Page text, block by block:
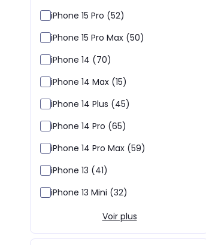
iPhone 15 Pro (52)
iPhone 15 Pro Max (50)
iPhone 14 (70)
iPhone 14 Max (15)
iPhone 14 Plus (45)
iPhone 14 Pro (65)
iPhone 14 Pro Max (59)
iPhone 13 (41)
iPhone 13 Mini (32)
Voir plus